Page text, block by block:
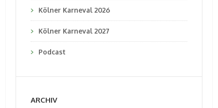
Kölner Karneval 2026
Kölner Karneval 2027
Podcast
ARCHIV